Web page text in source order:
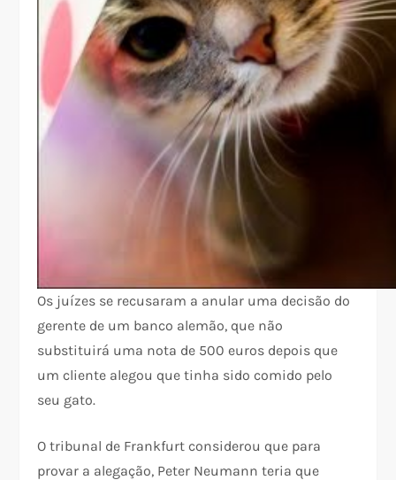
Os juízes se recusaram a anular uma decisão do
gerente de um banco alemão, que não
substituirá uma nota de 500 euros depois que
um cliente alegou que tinha sido comido pelo
seu gato.
O tribunal de Frankfurt considerou que para
provar a alegação, Peter Neumann teria que